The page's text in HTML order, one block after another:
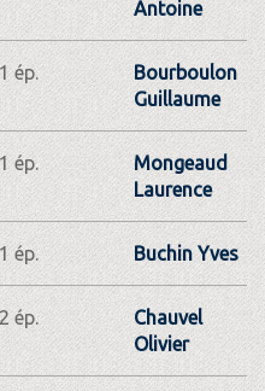
Antoine
1 ép.
Bourboulon
Guillaume
1 ép.
Mongeaud
Laurence
1 ép. Buchin Yves
2 ép.
Chauvel
Olivier